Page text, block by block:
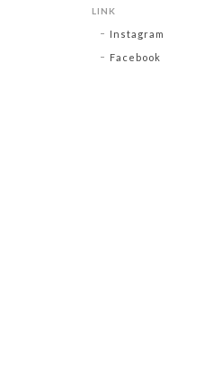
LINK
Instagram
Facebook